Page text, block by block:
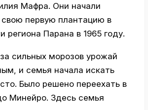
Мафра. Они начали
свою первую плантацию в
региона Парана в 1965 году.
сильных морозов урожай
и семья начала искать
Было решено переехать в
Минейро. Здесь семья